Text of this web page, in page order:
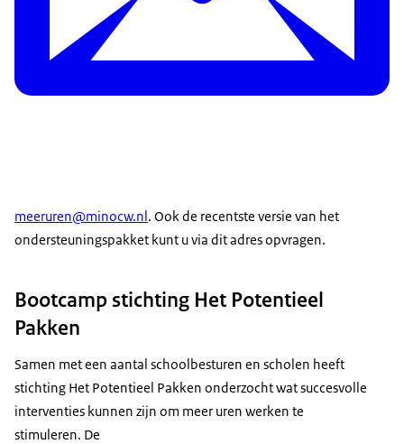
meeruren@minocw.nl. Ook de recentste versie van het
ondersteuningspakket kunt u via dit adres opvragen.
Bootcamp stichting Het Potentieel
Pakken
Samen met een aantal schoolbesturen en scholen heeft
stichting Het Potentieel Pakken onderzocht wat succesvolle
interventies kunnen zijn om meer uren werken te
stimuleren. De